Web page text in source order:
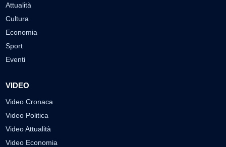
Attualità
Cultura
Economia
Sport
Eventi
VIDEO
Video Cronaca
Video Politica
Video Attualità
Video Economia